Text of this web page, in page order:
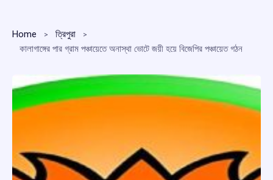
Home
ত্রিপুরা
কালাগাঙ্গের পার গ্রাম পঞ্চায়েতে অনাস্থা ভোটে জয়ী হয়ে বিজেপির পঞ্চায়েত গঠন